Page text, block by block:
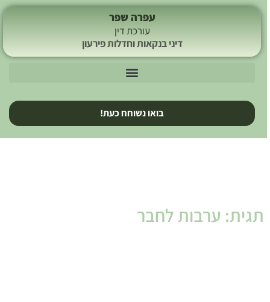
עפרה שפר
עורכת דין
דיני בנקאות וחדלות פירעון
בואו נשוחח כעת!
תגית: ערבות לחבר